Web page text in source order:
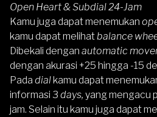
Open Heart & Subdial 24-Jam
Kamu juga dapat menemukan
kamu dapat melihat balance
Dibekali dengan automatic
dengan akurasi +25 hingga -15
Pada dialkamu dapat
informasi 3 days, yang mengacu
jam. Selain itu kamu juga dapat